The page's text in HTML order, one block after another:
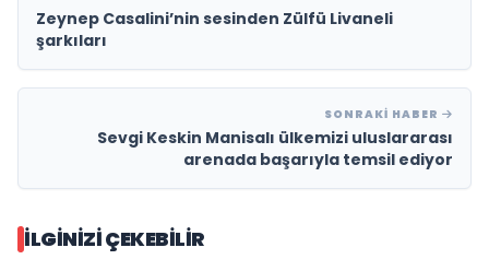
Zeynep Casalini’nin sesinden Zülfü Livaneli
şarkıları
SONRAKI HABER
Sevgi Keskin Manisalı ülkemizi uluslararası
arenada başarıyla temsil ediyor
İLGINIZI ÇEKEBILIR